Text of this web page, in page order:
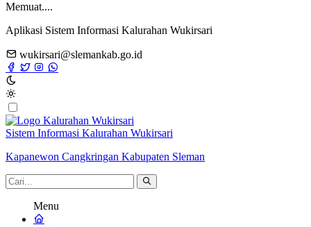
Memuat....
Aplikasi Sistem Informasi Kalurahan Wukirsari
wukirsari@slemankab.go.id
Sistem Informasi Kalurahan Wukirsari
Kapanewon Cangkringan Kabupaten Sleman
Menu